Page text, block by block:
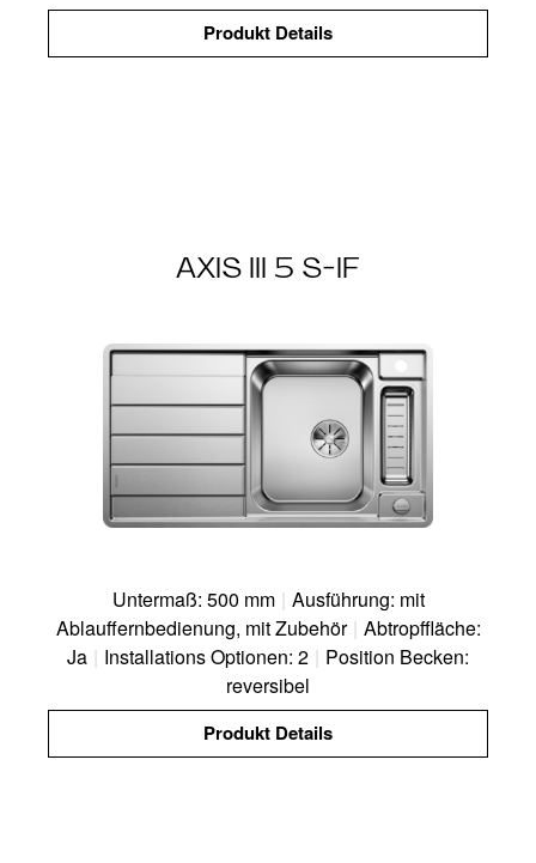
Produkt Details
AXIS III 5 S-IF
Untermaß: 500 mm | Ausführung: mit
Ablauffernbedienung, mit Zubehör | Abtropffläche:
Ja | Installations Optionen: 2 | Position Becken:
reversibel
Produkt Details